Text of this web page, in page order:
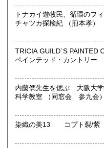
https://
にお問合せ下さい。
哲学宗教、歴史、美術工芸
の他）
トナカイ遊牧民、循環のフ
チャツカ探検紀 （煎本孝）
TRICIA GUILD`S PAINTED COUNTRY トリシア・ギルドの
ペインテッド・カントリー 英文 （
内藤儁先生を偲ぶ 大阪大
科学教室 （同窓会 参九会）